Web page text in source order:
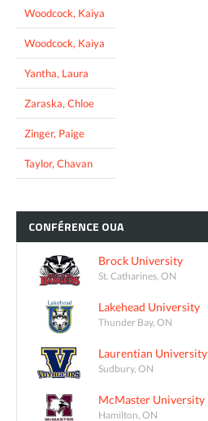
Woodcock, Kaiya
Woodcock, Kaiya
Yantha, Laura
Zaraska, Chloe
Zinger, Paige
Taylor, Chavan
CONFÉRENCE OUA
Brock University
St. Catharines, ON
Lakehead University
Thunder Bay, ON
Laurentian University
Sudbury, ON
McMaster University
Hamilton, ON